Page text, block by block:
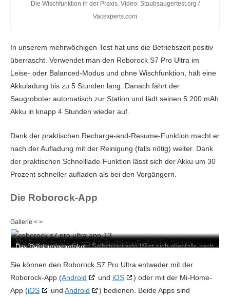
Die Wischfunktion in der Praxis. Video: Staubsaugertest.org /
Vacexperts.com
In unserem mehrwöchigen Test hat uns die Betriebszeit positiv
überrascht. Verwendet man den Roborock S7 Pro Ultra im
Leise- oder Balanced-Modus und ohne Wischfunktion, hält eine
Akkuladung bis zu 5 Stunden lang. Danach fährt der
Saugroboter automatisch zur Station und lädt seinen 5.200 mAh
Akku in knapp 4 Stunden wieder auf.
Dank der praktischen Recharge-and-Resume-Funktion macht er
nach der Aufladung mit der Reinigung (falls nötig) weiter. Dank
der praktischen Schnelllade-Funktion lässt sich der Akku um 30
Prozent schneller aufladen als bei den Vorgängern.
Die Roborock-App
Mehrere Saugroboter lassen sich in der App einfach verwalten.
Der Reinigungsfortschritt und die einzelnen Räume sind auf einen
Blick erkennbar.
Mehrere Karten zu speichern ist problemlos möglich.
Alle Funktionen lassen sich in mehreren Stufen regulieren.
Wenn nötig, lassen sich für jeden Raum extra Saug- und Wisch-
Die Karte ist auch als 3D Ansicht verfügbar.
Das Verhalten des Saugroboters bezüglich Teppichen bei
Die Selbstentleerung und Selbstreinigung lässt sich ebenfalls nach
Das Reinigungsprotokol.
Sie können den Roborock S7 Pro Ultra entweder mit der
Roborock-App (Android und iOS
) oder mit der Mi-Home-
App (iOS und Android
) bedienen. Beide Apps sind